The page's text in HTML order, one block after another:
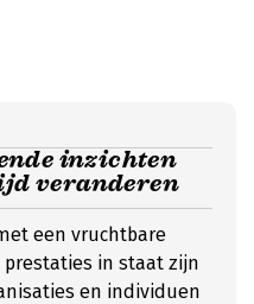
inzichten
veranderen
een vruchtbare
in staat zijn
en individuen